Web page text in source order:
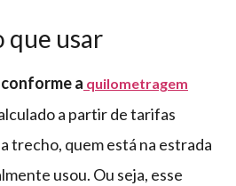
que usar
a quilometragem
a partir de tarifas
trecho, quem está na estrada
usou. Ou seja, esse